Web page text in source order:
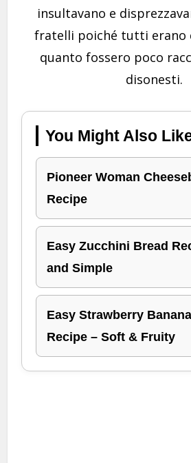
insultavano e
fratelli poiché tutti erano
quanto fossero poco
disonesti.
You Might Also
Pioneer Woman
Recipe
Easy Zucchini Bread
and Simple
Easy Strawberry
Recipe – Soft & Fruity